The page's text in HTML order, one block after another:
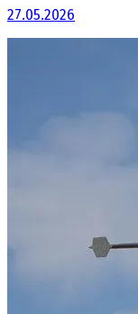
27.05.2026